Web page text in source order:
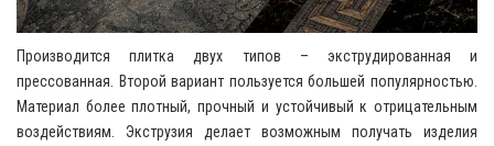
Производится плитка двух типов – экструдированная и
прессованная. Второй вариант пользуется большей популярностью.
Материал более плотный, прочный и устойчивый к отрицательным
воздействиям. Экструзия делает возможным получать изделия